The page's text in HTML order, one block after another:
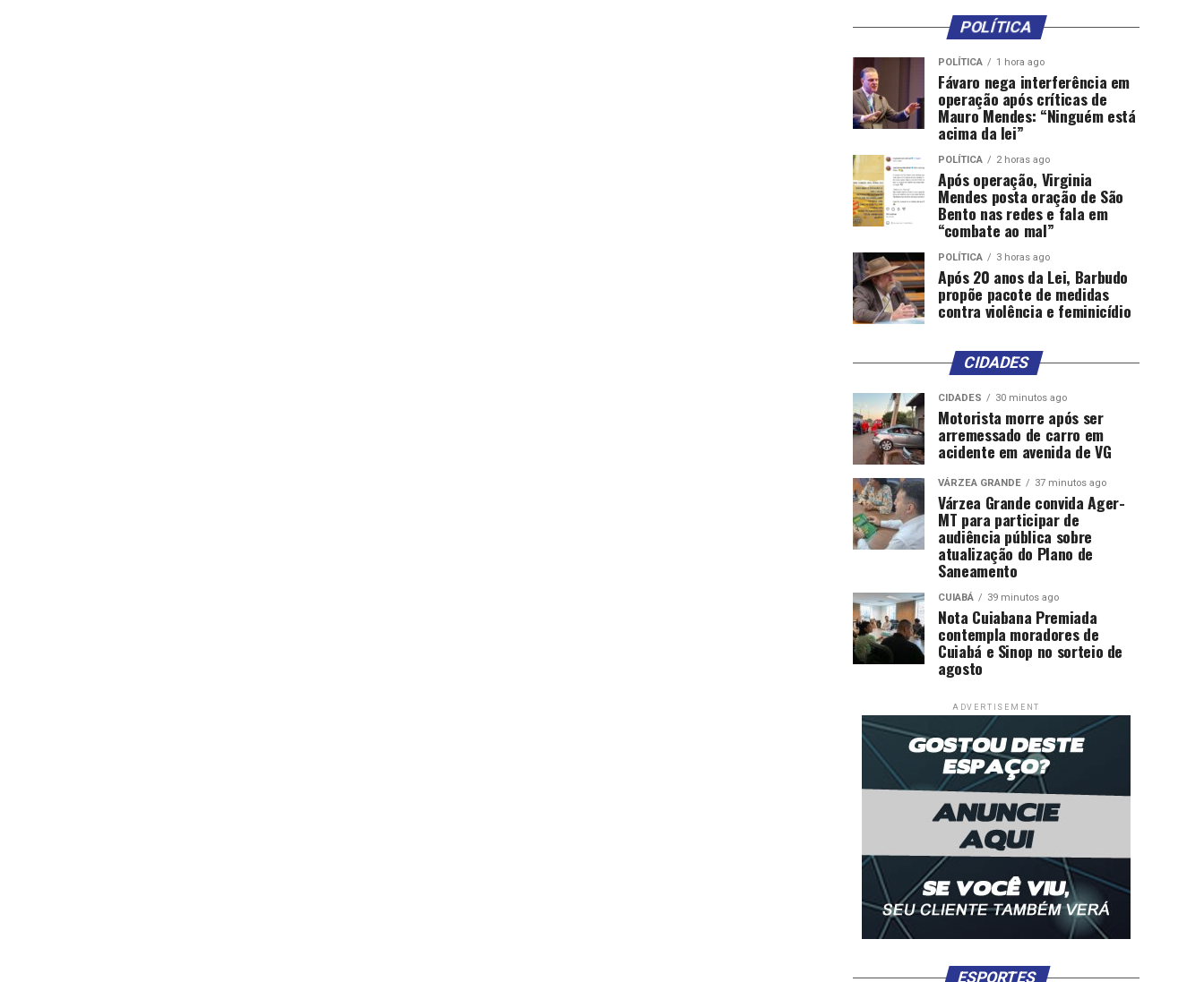
POLÍTICA
POLÍTICA 1 hora ago
Fávaro nega interferência em
operação após críticas de
Mauro Mendes: “Ninguém está
acima da lei”
POLÍTICA 2 horas ago
Após operação, Virginia
Mendes posta oração de São
Bento nas redes e fala em
“combate ao mal”
POLÍTICA 3 horas ago
Após 20 anos da Lei, Barbudo
propõe pacote de medidas
contra violência e feminicídio
CIDADES
CIDADES 30 minutos ago
Motorista morre após ser
arremessado de carro em
acidente em avenida de VG
VÁRZEA GRANDE 37 minutos ago
Várzea Grande convida Ager-
MT para participar de
audiência pública sobre
atualização do Plano de
Saneamento
CUIABÁ 39 minutos ago
Nota Cuiabana Premiada
contempla moradores de
Cuiabá e Sinop no sorteio de
agosto
ADVERTISEMENT
ESPORTES